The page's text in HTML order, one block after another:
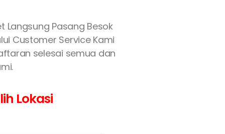
Pasang Besok
Customer Service Kami
selesai semua dan
Lokasi